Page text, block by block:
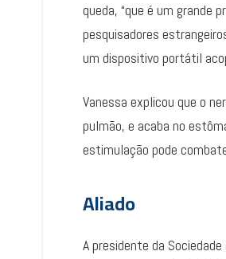
queda, “que é um grande
pesquisadores
um dispositivo portátil
Vanessa explicou que o
pulmão, e acaba no
estimulação pode
Aliado
A presidente da